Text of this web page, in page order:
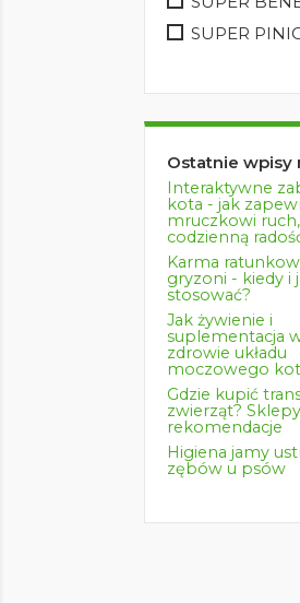
SUPER
Ostatnie wpisy
Interaktywne
kota - jak
mruczkowi
codzienną
Karma
gryzoni - kiedy i
stosować?
Jak żywienie i
suplementacja
zdrowie układu
moczowego
Gdzie kupić
zwierząt?
rekomendacje
Higiena jamy
zębów u psów